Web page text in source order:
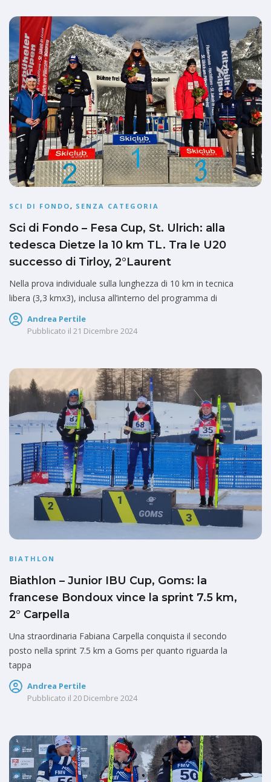
SCI DI FONDO, SENZA CATEGORIA
Sci di Fondo – Fesa Cup, St. Ulrich: alla
tedesca Dietze la 10 km TL. Tra le U20
successo di Tirloy, 2°Laurent
Nella prova individuale sulla lunghezza di 10 km in tecnica
libera (3,3 kmx3), inclusa all’interno del programma di
Andrea Pertile
Pubblicato il 21 Dicembre 2024
BIATHLON
Biathlon – Junior IBU Cup, Goms: la
francese Bondoux vince la sprint 7.5 km,
2° Carpella
Una straordinaria Fabiana Carpella conquista il secondo
posto nella sprint 7.5 km a Goms per quanto riguarda la
tappa
Andrea Pertile
Pubblicato il 20 Dicembre 2024